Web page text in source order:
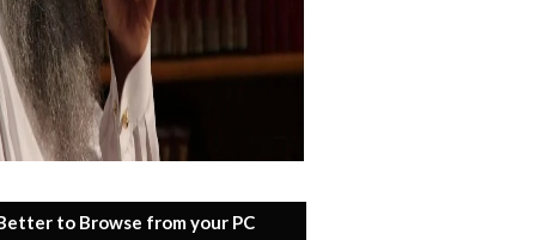
to Browse from your PC